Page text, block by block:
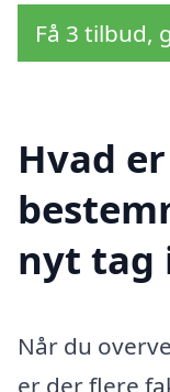
Få 3 tilbud,
Hvad
nyt tag
Når du
er der flere